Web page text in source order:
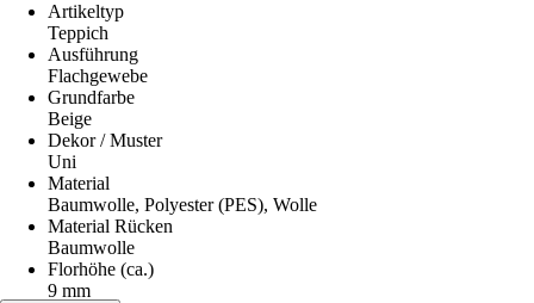
Artikeltyp
Teppich
Ausführung
Flachgewebe
Grundfarbe
Beige
Dekor / Muster
Uni
Material
Baumwolle, Polyester (PES), Wolle
Material Rücken
Baumwolle
Florhöhe (ca.)
9 mm